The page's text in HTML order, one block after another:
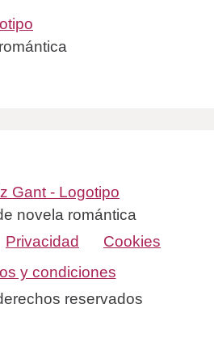
novela romántica
Privacidad
Cookies
y condiciones
reservados